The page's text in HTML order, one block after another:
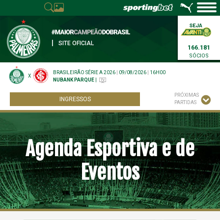
SITE OFICIAL
166.181
SÓCIOS
X
BRASILEIRÃO SÉRIE A 2026 09/08/2026
16H00
NUBANK PARQUE
INGRESSOS
PRÓXIMAS
PARTIDAS
Agenda Esportiva e de
Eventos